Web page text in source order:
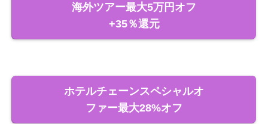
海外ツアー最大5万円オフ
+35％還元
ホテルチェーンスペシャルオ
ファー最大28%オフ